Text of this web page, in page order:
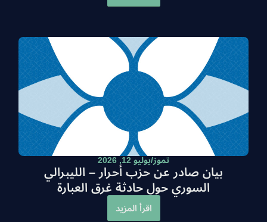
تموز/يوليو 12, 2026
بيان صادر عن حزب أحرار – الليبرالي
السوري حول حادثة غرق العبارة
اقرأ المزيد